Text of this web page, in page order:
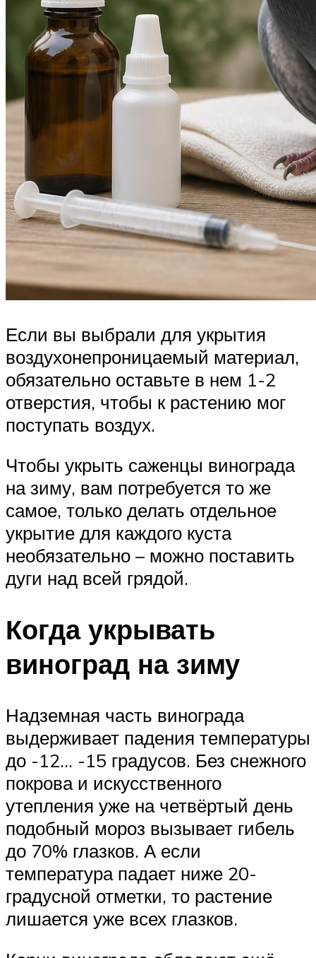
Если вы выбрали для укрытия
воздухонепроницаемый материал,
обязательно оставьте в нем 1-2
отверстия, чтобы к растению мог
поступать воздух.
Чтобы укрыть саженцы винограда
на зиму, вам потребуется то же
самое, только делать отдельное
укрытие для каждого куста
необязательно – можно поставить
дуги над всей грядой.
Когда укрывать
виноград на зиму
Надземная часть винограда
выдерживает падения температуры
до -12… -15 градусов. Без снежного
покрова и искусственного
утепления уже на четвёртый день
подобный мороз вызывает гибель
до 70% глазков. А если
температура падает ниже 20-
градусной отметки, то растение
лишается уже всех глазков.